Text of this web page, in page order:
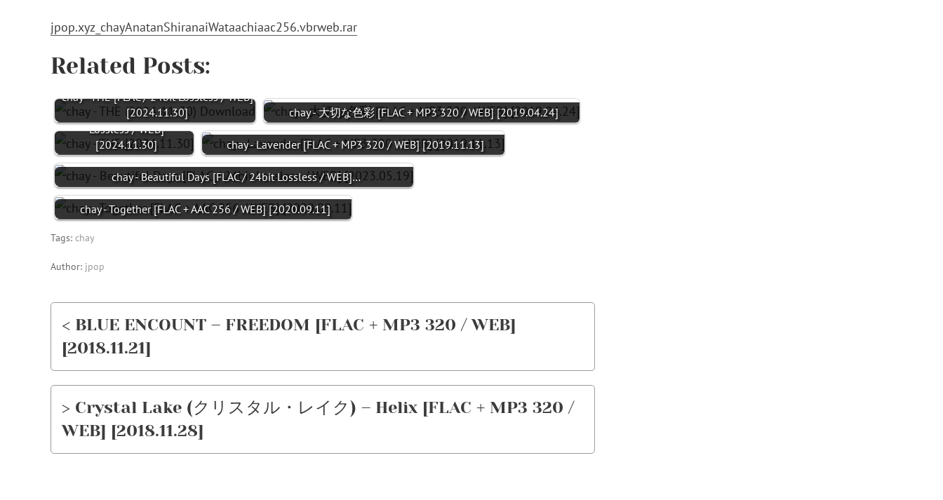
jpop.xyz_chayAnatanShiranaiWataachiaac256.vbrweb.rar
Related Posts:
chay - THE [FLAC / 24bit Lossless / WEB]
[2024.11.30]
chay - 大切な色彩 [FLAC + MP3 320 / WEB] [2019.04.24]
chay - THE [FLAC / 24bit
Lossless / WEB]
[2024.11.30]
chay - Lavender [FLAC + MP3 320 / WEB] [2019.11.13]
chay - Beautiful Days [FLAC / 24bit Lossless / WEB]…
chay - Together [FLAC + AAC 256 / WEB] [2020.09.11]
Tags: chay
Author: jpop
< BLUE ENCOUNT – FREEDOM [FLAC + MP3 320 / WEB]
[2018.11.21]
> Crystal Lake (クリスタル・レイク) – Helix [FLAC + MP3 320 /
WEB] [2018.11.28]